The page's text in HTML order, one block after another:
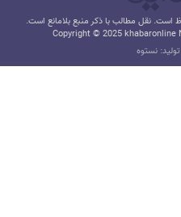
است. نقل مطالب با ذکر منبع بلامانع است.
Copyright © 2025 khabaronline
نستوه